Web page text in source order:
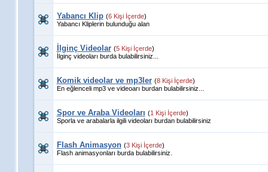
Yabancı Klip (6 Kişi İçerde)
Yabancı Kliplerin bulunduğu alan
İlginç Videolar (5 Kişi İçerde)
İlginç videoları burda bulabilirsiniz...
Komik videolar ve mp3ler (8 Kişi İçerde)
En eğlenceli mp3 ve videoarı burdan bulabilirsiniz...
Spor ve Araba Videoları (1 Kişi İçerde)
Sporla ve arabalarla ilgili videoları burdan bulabilirsiniz
Flash Animasyon (3 Kişi İçerde)
Flash animasyonları burda bulabilirsiniz.